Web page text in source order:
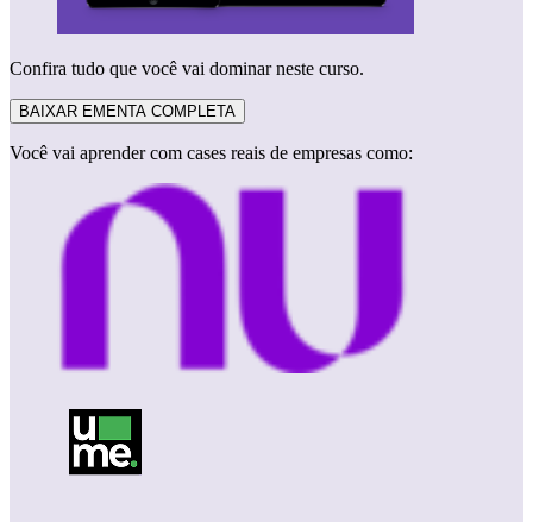
Confira tudo que você vai dominar neste curso.
BAIXAR EMENTA COMPLETA
Você vai aprender com cases reais de empresas como: